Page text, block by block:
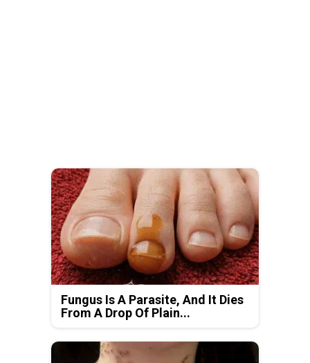
Fungus Is A Parasite, And It Dies
From A Drop Of Plain...